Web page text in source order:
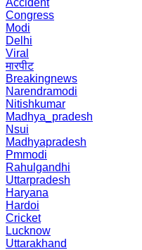
Accident
Congress
Modi
Delhi
Viral
मारपीट
Breakingnews
Narendramodi
Nitishkumar
Madhya_pradesh
Nsui
Madhyapradesh
Pmmodi
Rahulgandhi
Uttarpradesh
Haryana
Hardoi
Cricket
Lucknow
Uttarakhand